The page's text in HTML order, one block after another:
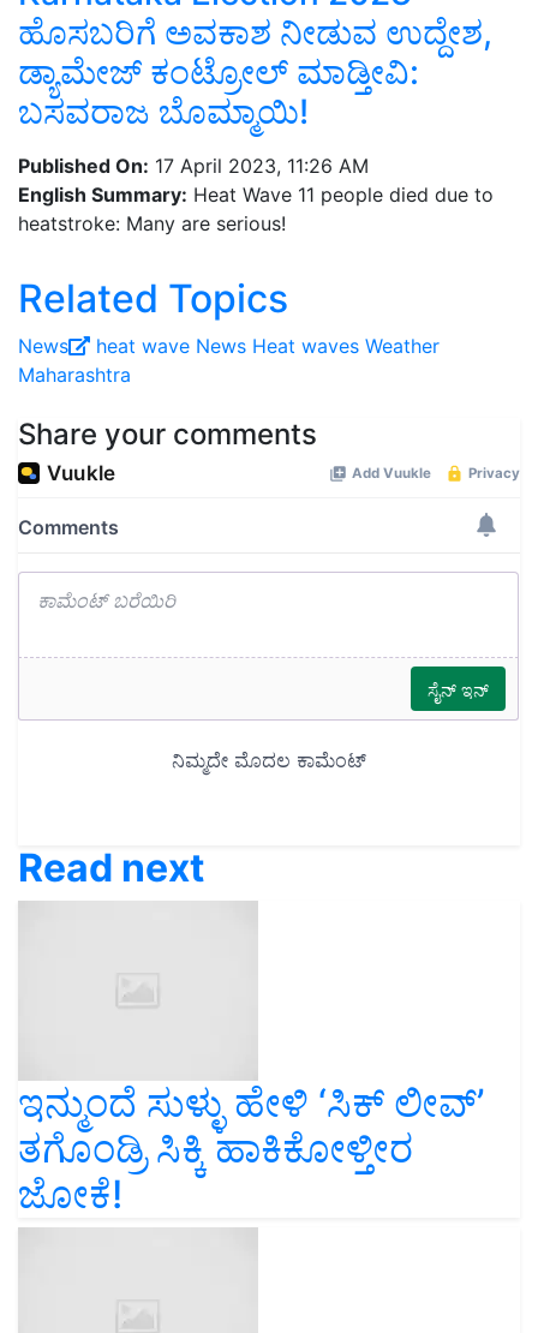
ಹೊಸಬರಿಗೆ ಅವಕಾಶ ನೀಡುವ ಉದ್ದೇಶ,
ಡ್ಯಾಮೇಜ್‌ ಕಂಟ್ರೋಲ್‌ ಮಾಡ್ತೀವಿ:
ಬಸವರಾಜ ಬೊಮ್ಮಾಯಿ!
Published On: 17 April 2023, 11:26 AM
English Summary: Heat Wave 11 people died due to
heatstroke: Many are serious!
Related Topics
News heat wave News Heat waves Weather
Maharashtra
Share your comments
Read next
ಇನ್ಮುಂದೆ ಸುಳ್ಳು ಹೇಳಿ ‘ಸಿಕ್ ಲೀವ್’
ತಗೊಂಡ್ರಿ ಸಿಕ್ಕಿ ಹಾಕಿಕೋಳ್ತೀರ
ಜೋಕೆ!